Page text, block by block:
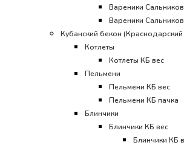
Вареники
Вареники
Кубанский бекон (Краснодарский
Котлеты
Котлеты КБ вес
Пельмени
Пельмени КБ вес
Пельмени КБ пачка
Блинчики
Блинчики КБ вес
Блинчики КБ